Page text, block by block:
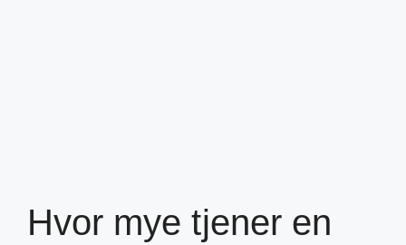
Hvor mye tjener en